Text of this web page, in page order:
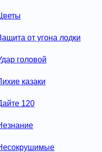
от угона лодки
головой
казаки
120